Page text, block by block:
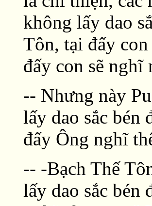
không lấy dao
Tôn, tại đấy
đấy con sẽ nghĩ
-- Nhưng này
lấy dao sắc bén
đấy Ông nghĩ
-- -Bạch Thế
lấy dao sắc bén